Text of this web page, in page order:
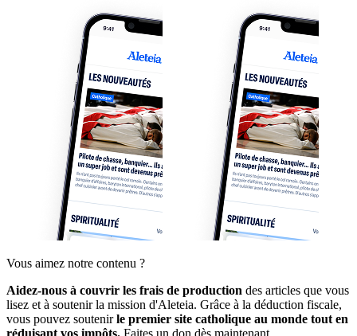
Vous aimez notre contenu ?
Aidez-nous à couvrir les frais de production des articles que vous
lisez et à soutenir la mission d'Aleteia. Grâce à la déduction fiscale,
vous pouvez soutenirle premier site catholique au monde tout en
réduisant vos impôts. Faites un don dès maintenant.